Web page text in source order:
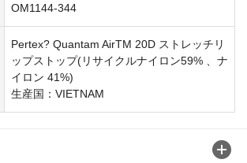
OM1144-344
Pertex? Quantam AirTM 20D ストレッチリ
ップストップ(リサイクルナイロン59% 、ナ
イロン 41%)
生産国：VIETNAM